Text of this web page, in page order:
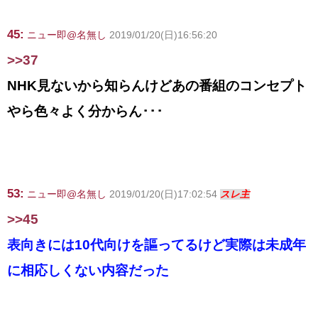
45: ニュー即@名無し 2019/01/20(日)16:56:20
>>37
NHK見ないから知らんけどあの番組のコンセプト
やら色々よく分からん･･･
53: ニュー即@名無し 2019/01/20(日)17:02:54 スレ主
>>45
表向きには10代向けを謳ってるけど実際は未成年
に相応しくない内容だった